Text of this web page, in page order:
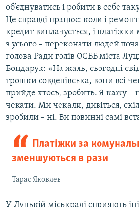
об’єднуватись і робити в себе
Це справді працює: коли і
кредит виплачується, і
з усього – переконати людей
голова Ради голів ОСББ міста
Бондарук: «На жаль, сьогодні
трошки совдепівська, вони всі
прийде хтось, зробить. Я кажу –
чекати. Ми чекали, дивіться,
зробили – ні. Ви повинні самі
Платіжки за
зменшуються в рази
Тарас Яковлев
У Луцькій міськраді сприяють